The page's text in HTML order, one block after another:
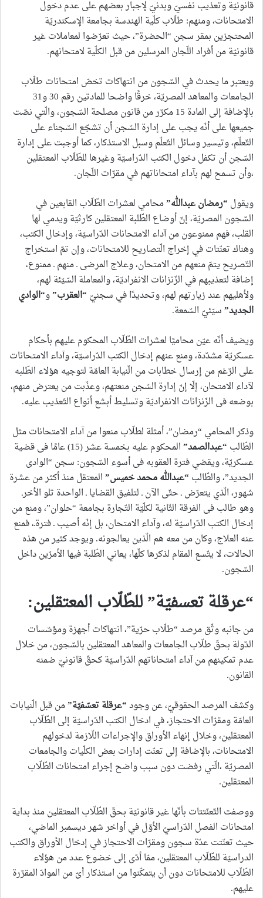
قانونيّة وتعذيب نفسيّ وبدنيّ لإجبار بعضهم على عدم دخول
الامتحانات، ومنهم: طلّاب كلّية الهندسة بجامعة الإسكندريّة
المحتجزين بمقر سجن “الحضرة”، حيث تعرّضوا لمعاملات غير
قانونيّة من أفراد اللّجان المرسلين من قبل الكلّية لامتحانهم.
ويعتبر ما يحدث في السّجون من انتهاكات تخصّ امتحانات طلّاب
الجامعات والمعاهد المصريّة، خرقًا واضحا للمادتين رقم 30 و31
بالإضافة إلى المادة 15 مكرّر من قانون مصلحة السّجون، والّتي نصّت
جميعها على أنّه يجب على إدارة السّجن أن تشجّع السّجناء على
التّعلّم، وتيسير وسائل التّعلّم وسبل الاستذكار، كما أوجبت على إدارة
السّجن أن تكفل دخول الكتب الدّراسيّة وغيرها للطّلّاب المعتقلين
،وأن تسمح لهم بآداء امتحاناتهم في مقرّات اللّجان.
ويقول “رمضان عبدالله”محامي لعشرات الطّلّاب القابعين في
السّجون المصريّة، إنّ أوضاع الطّلبة المعتقلين كارثيّة ويدمي لها
القلب، فهم ممنوعون من آداء الامتحانات الدّراسيّة، وإدخال الكتب،
وهناك تعنّتات في إخراج الّتصاريح للامتحانات، وإن تمّ استخراج
التّصريح يتمّ منعهم من الامتحان، وعلاج المرضى ـ منهم ـ ممنوع،
إضافة لتعذيبهم في الزّنزانات الانفراديّة، والمعاملة السّيّئة لهم،
ولأهليهم عند زيارتهم لهم، وتحديدًا في سجنيّ “العقرب”و“الوادي
الجديد”سيّئيّ السّمعة.
ويضيف أنّه عيّن محاميًا لعشرات الطّلّاب المحكوم عليهم بأحكام
عسكريّة مشدّدة، ومنع عنهم إدخال الكتب الدّراسيّة، وآداء الامتحانات
على الرّغم من إرسال خطابات من الّنيابة العامّة لتوجيه هؤلاء الطّلبه
لآداء الامتحان، إلّا إنّ إدارة السّجن منعتهم، وعذّبت من يعترض منهم،
بوضعه فى الزّنزانات الانفراديّة وتسليط أبشع أنواع التّعذيب عليه.
وذكر المحامي “رمضان”، أمثلة لطلّاب منعوا من آداء الامتحانات مثل
الطّالب “عبدالصمد”
المحكوم عليه بخمسة عشر (15) عامًا فى قضية
عسكريّة، ويقضي فترة العقوبه فى أسوء السّجون: سجن “الوادى
الجديد”، والطّالب “عبدالله محمد خميس”المعتقل منذ أكثر من عشرة
شهور، الّذي يتعرّض ـ حتّى الآن ـ لتلفيق القضايا ـ الواحدة تلو الأخرـ
وهو طالب فى الفرقة الثّانية لكلّيّة التّجارة بجامعة “حلوان”، ومنع من
إدخال الكتب الدّراسيّة له، وآداء الامتحان، بل إنّه أصيب ـ فترةـ، فمنع
عنه العلاج، وكان من معه هم الّذين يعالجونه. ويوجد كثير من هذه
الحالات، لا يتّسع المقام لذكرها كلّها، يعاني الطّلبة فيها الأمرّين داخل
السّجون.
“عرقلة تعسفيّة” للطّلّاب المعتقلين:
من جانبه وثّق مرصد “طلّاب حرّية”، انتهاكات أجهزة ومؤسّسات
الدّولة بحقّ طلّاب الجامعات والمعاهد المعتقلين بالسّجون، من خلال
عدم تمكينهم من آداء امتحاناتهم الدّراسيّة كحقّ قانونيّ ضمنه
القانون.
وكشف المرصد الحقوقيّ، عن وجود“عرقلة تعسّفيّة”من قبل الّنيابات
العامّة ومقرّات الاحتجاز، في ادخال الكتب الدّراسيّة إلى الطّلّاب
المعتقلين، وخلال إنهاء الأوراق والإجراءات اللّازمة لدخولهم
الامتحانات، بالإضافة إلى تعنّت إدارات بعض الكلّيات والجامعات
المصريّة ،الّتي رفضت دون سبب واضح إجراء امتحانات الطّلّاب
المعتقلين.
ووصفت التّعنّتتات بأنّها غير قانونيّة بحقّ الطّلّاب المعتقلين منذ بداية
امتحانات الفصل الدّراسيّ الأوّل في أواخر شهر ديسمبر الماضي،
حيث تعنّتت عدّة سجون ومقرّات الاحتجاز في إدخال الأوراق والكتب
الدراسيّة للطّلّاب المعتقلين، ممّا أدّى إلى خضوع عدد من هؤلاء
الطّلّاب للامتحانات دون أن يتمكّنوا من استذكار أىّ من الموادّ المقرّرة
عليهم.